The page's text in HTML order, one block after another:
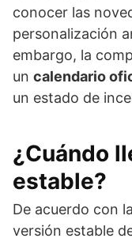
conocer las
personalización
embargo, la
un calendario
un estado de
¿Cuándo
estable?
De acuerdo con
versión estable